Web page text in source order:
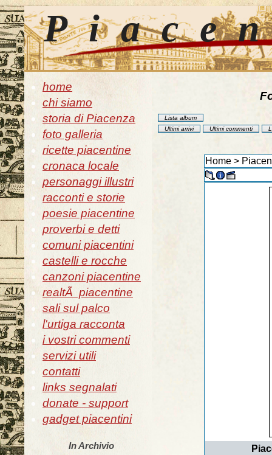
home
chi siamo
storia di Piacenza
foto galleria
ricette piacentine
cronaca locale
personaggi illustri
racconti e storie
poesie piacentine
proverbi e detti
comuni piacentini
castelli e rocche
canzoni piacentine
realtÃ piacentine
sali sul palco
l'urtiga racconta
i vostri commenti
servizi utili
contatti
links segnalati
donate - support
gadget piacentini
In Archivio
Lista album
Ultimi arrivi
Ultimi commenti
Home>